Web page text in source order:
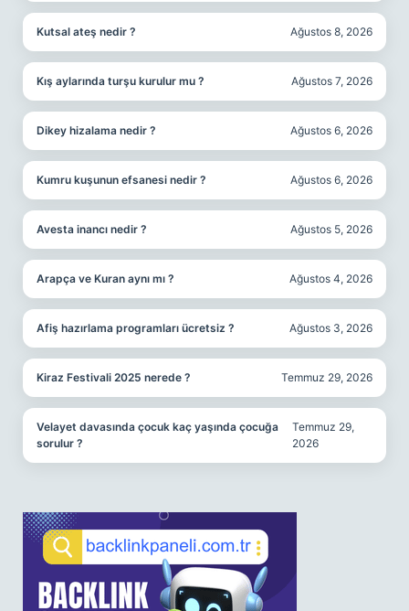
Kutsal ateş nedir ? Ağustos 8, 2026
Kış aylarında turşu kurulur mu ? Ağustos 7, 2026
Dikey hizalama nedir ? Ağustos 6, 2026
Kumru kuşunun efsanesi nedir ? Ağustos 6, 2026
Avesta inancı nedir ? Ağustos 5, 2026
Arapça ve Kuran aynı mı ? Ağustos 4, 2026
Afiş hazırlama programları ücretsiz ? Ağustos 3, 2026
Kiraz Festivali 2025 nerede ? Temmuz 29, 2026
Velayet davasında çocuk kaç yaşında çocuğa
sorulur ?
Temmuz 29,
2026